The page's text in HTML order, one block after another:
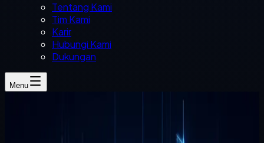
Tentang Kami
Tim Kami
Karir
Hubungi Kami
Dukungan
Menu